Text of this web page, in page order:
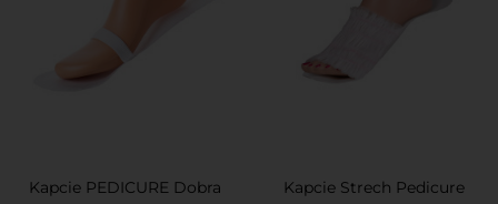
Kapcie PEDICURE Dobra
Kapcie Strech Pedicure